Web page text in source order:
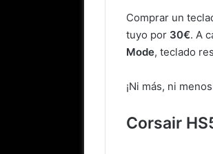
Comprar un
tuyo por 30€. A
Mode, teclado
¡Ni más, ni
Corsair